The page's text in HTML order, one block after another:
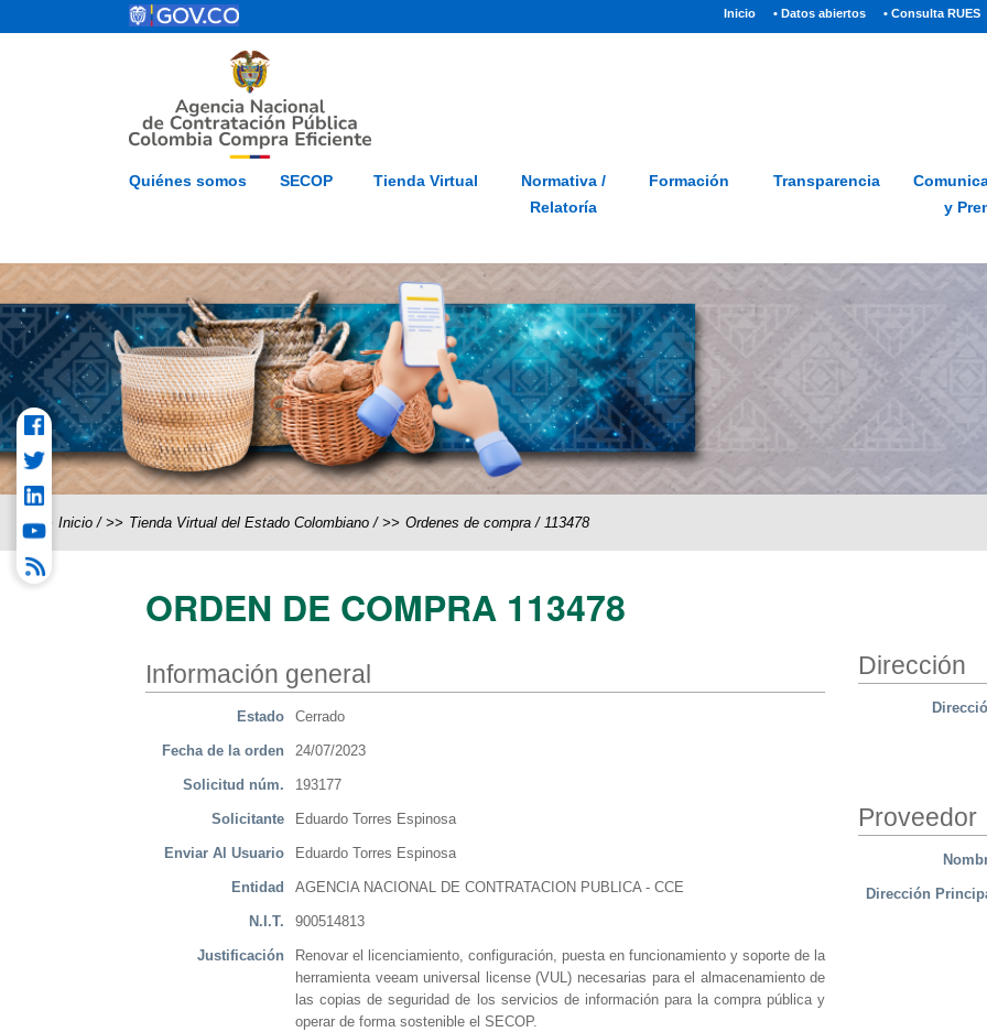
Pasar al contenido principal Inicio(current)
• Datos abiertos • Consulta RUES
Inicio Mapa del Sitio Glosario PQRSD Preguntas frecuentes
Quiénes somos SECOP Tienda Virtual
Normativa /
Relatoría
Formación Transparencia
y
Inicio / Tienda Virtual del Estado Colombiano / Ordenes de compra / 113478
ORDEN DE COMPRA 113478
Información general
Estado Cerrado
Fecha de la orden 24/07/2023
Solicitud núm. 193177
Solicitante Eduardo Torres Espinosa
Enviar Al Usuario Eduardo Torres Espinosa
Entidad AGENCIA NACIONAL DE CONTRATACION PUBLICA - CCE
N.I.T. 900514813
Justificación
Renovar el licenciamiento, configuración, puesta en funcionamiento y soporte de la
herramienta veeam universal license (VUL) necesarias para el almacenamiento de
las copias de seguridad de los servicios de información para la compra pública y
operar de forma sostenible el SECOP.
Dirección
Proveedor
Dirección